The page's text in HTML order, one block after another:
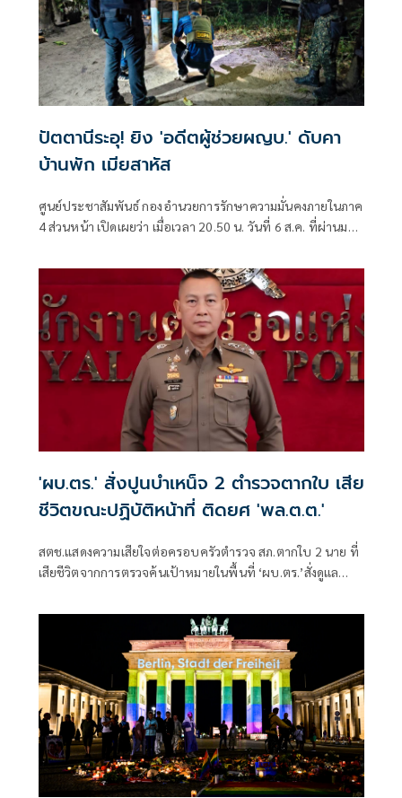
ปัตตานีระอุ! ยิง 'อดีตผู้ช่วยผญบ.' ดับคา
บ้านพัก เมียสาหัส
ศูนย์ประชาสัมพันธ์ กองอำนวยการรักษาความมั่นคงภายในภาค
4 ส่วนหน้า เปิดเผยว่า เมื่อเวลา 20.50 น. วันที่ 6 ส.ค. ที่ผ่านมา
อาแว อดีตผู้ช่วยผู้ใหญ่บ้านหมู่ที่ 5
'ผบ.ตร.' สั่งปูนบำเหน็จ 2 ตำรวจตากใบ เสีย
ชีวิตขณะปฏิบัติหน้าที่ ติดยศ 'พล.ต.ต.'
สตช.แสดงความเสียใจต่อครอบครัวตำรวจ สภ.ตากใบ 2 นาย ที่
เสียชีวิตจากการตรวจค้นเป้าหมายในพื้นที่ ‘ผบ.ตร.’สั่งดูแล
จากเหตุดังกล่าว